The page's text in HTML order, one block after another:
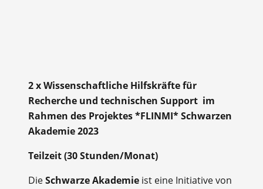
2 x Wissenschaftliche Hilfskräfte für
Recherche und technischen Support im
Rahmen des Projektes *FLINMI* Schwarzen
Akademie 2023
Teilzeit (30 Stunden/Monat)
DieSchwarze Akademie ist eine Initiative von